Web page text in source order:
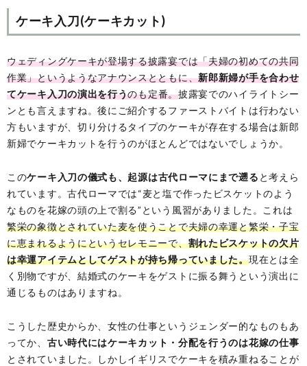
ケーキ入刀(ケーキカット)
ウェディングケーキが登場する披露宴では「夫婦の初めての共同
作業」というようなアナウンスとともに、新郎新婦が手を合わせ
てケーキ入刀の演出を行うのも定番。披露宴でのハイライトシー
ンとも言えますね。後にご紹介するファーストバイトは行わない
方もいますが、切り分けるタイプのケーキが存在する場合は新郎
新婦でケーキカットを行うのがほとんどではないでしょうか。
このケーキ入刀の儀式も、起源は古代ローマにまで遡る と考えら
れています。古代ローマでは“麦と塩で作ったビスケットのよう
なものを花嫁の頭の上で割る”という風習がありました。これは
繁栄の象徴とされていた麦を使うことで夫婦の幸運と繁栄・子宝
に恵まれるようにというセレモニーで、割れたビスケットの欠片
は幸運アイテムとしてゲストが持ち帰っていました。現在とは全
く別物ですが、結婚式のケーキをゲストに振る舞うという演出に
通じるものはありますね。
こうした歴史からか、女性の仕事というジェンダー的なものもあ
ってか、 古い時代にはケーキカット・分配を行うのは花嫁の仕事
とされていました。しかしイギリスでケーキを積み重ねることが